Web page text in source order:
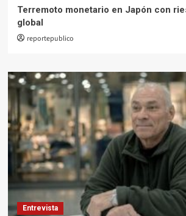
Terremoto monetario en Japón con
global
reportepublico
Entrevista